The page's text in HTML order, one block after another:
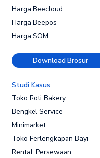
Harga Beecloud
Harga Beepos
Harga SOM
Download Brosur
Studi Kasus
Toko Roti Bakery
Bengkel Service
Minimarket
Toko Perlengkapan Bayi
Rental, Persewaan